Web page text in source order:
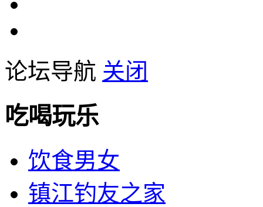
论坛导航 关闭
吃喝玩乐
饮食男女
镇江钓友之家